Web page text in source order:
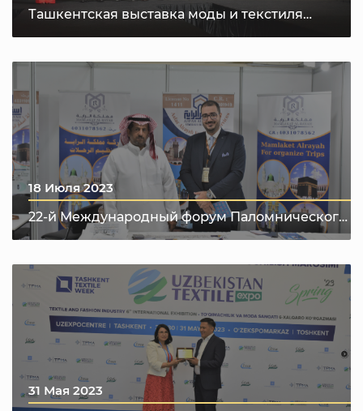
Ташкентская выставка моды и текстиля
“Tashkent Fashion & Textile Expo 2023”
18 Июля 2023
22-й Международный форум Паломнического
туризма
31 Мая 2023